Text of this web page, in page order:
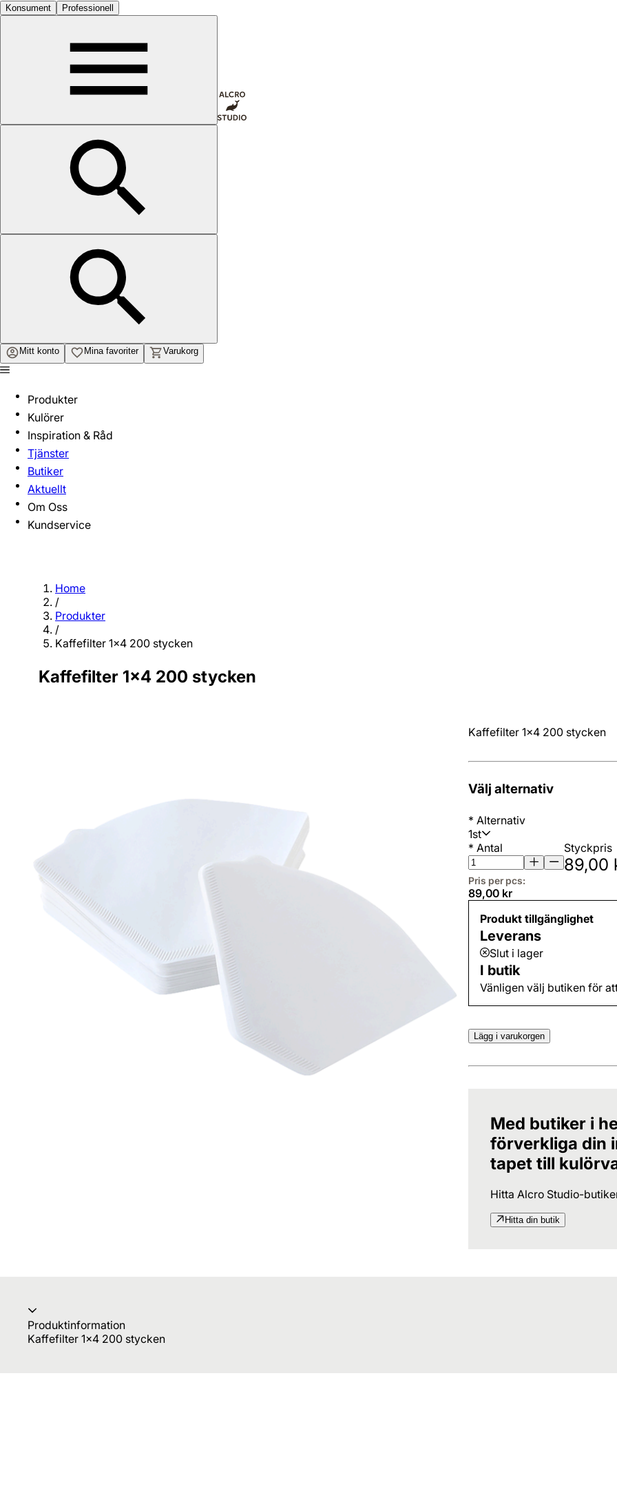
Konsument Professionell
Mitt konto Mina favoriter Varukorg
Produkter
Kulörer
Inspiration & Råd
Tjänster
Butiker
Aktuellt
Om Oss
Kundservice
Home
/
Produkter
/
Kaffefilter 1x4 200 stycken
Kaffefilter 1x4 200 stycken
Kaffefilter 1x4 200 stycken
Välj alternativ
* Alternativ
1st
* Antal Styckpris
89,00
Pris per pcs:
89,00 kr
Produkt tillgänglighet
Leverans
Slut i lager
I butik
Vänligen välj butiken för
Lägg i varukorgen
Med butiker i
förverkliga din
tapet till
Hitta Alcro Studio-
Hitta din butik
Produktinformation
Kaffefilter 1x4 200 stycken